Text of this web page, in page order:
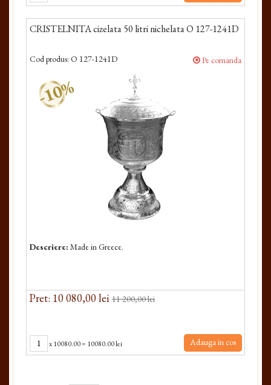
CRISTELNITA cizelata 50 litri nichelata O 127-1241D
Cod produs: O 127-1241D Pe comanda
-10%
Descriere: Made in Greece.
Pret: 10 080,00 lei 11 200,00 lei
x10080.00= 10080.00 lei Adauga in cos